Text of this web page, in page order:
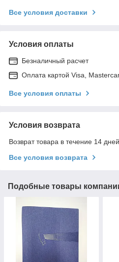
Все условия доставки
Условия оплаты
Безналичный расчет
Оплата картой Visa,
Все условия оплаты
Условия возврата
Возврат товара в течение 14
Все условия возврата
Подобные товары